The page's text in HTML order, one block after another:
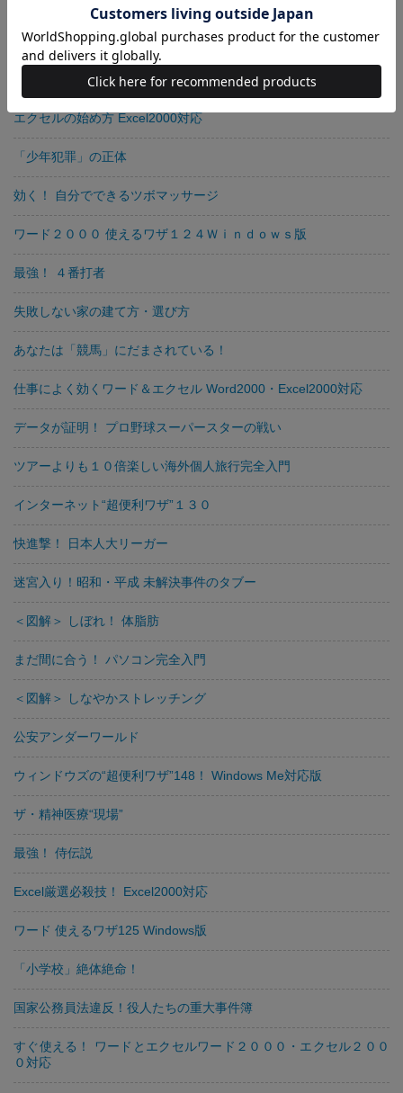
図解！ 最新スポーツトレーニング脂肪を燃やす、しなやかな筋肉
をつくる
インターネットの安全な歩き方
エクセルの始め方 Excel2000対応
「少年犯罪」の正体
効く！ 自分でできるツボマッサージ
ワード２０００ 使えるワザ１２４Ｗｉｎｄｏｗｓ版
最強！ ４番打者
失敗しない家の建て方・選び方
あなたは「競馬」にだまされている！
仕事によく効くワード＆エクセル Word2000・Excel2000対応
データが証明！ プロ野球スーパースターの戦い
ツアーよりも１０倍楽しい海外個人旅行完全入門
インターネット“超便利ワザ”１３０
快進撃！ 日本人大リーガー
迷宮入り！昭和・平成 未解決事件のタブー
＜図解＞ しぼれ！ 体脂肪
まだ間に合う！ パソコン完全入門
＜図解＞ しなやかストレッチング
公安アンダーワールド
ウィンドウズの“超便利ワザ”148！ Windows Me対応版
ザ・精神医療“現場”
最強！ 侍伝説
Excel厳選必殺技！ Excel2000対応
ワード 使えるワザ125 Windows版
「小学校」絶体絶命！
国家公務員法違反！役人たちの重大事件簿
すぐ使える！ ワードとエクセルワード２０００・エクセル２００
０対応